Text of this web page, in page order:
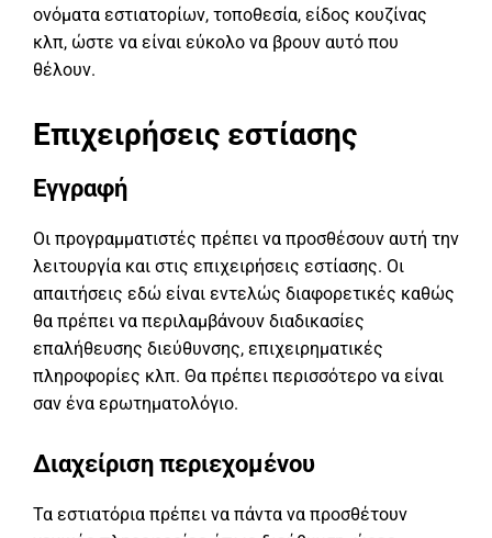
ονόματα εστιατορίων, τοποθεσία, είδος κουζίνας
κλπ, ώστε να είναι εύκολο να βρουν αυτό που
θέλουν.
Επιχειρήσεις εστίασης
Εγγραφή
Οι προγραμματιστές πρέπει να προσθέσουν αυτή την
λειτουργία και στις επιχειρήσεις εστίασης. Οι
απαιτήσεις εδώ είναι εντελώς διαφορετικές καθώς
θα πρέπει να περιλαμβάνουν διαδικασίες
επαλήθευσης διεύθυνσης, επιχειρηματικές
πληροφορίες κλπ. Θα πρέπει περισσότερο να είναι
σαν ένα ερωτηματολόγιο.
Διαχείριση περιεχομένου
Τα εστιατόρια πρέπει να πάντα να προσθέτουν